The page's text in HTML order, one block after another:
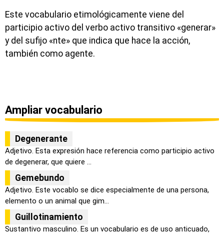
Este vocabulario etimológicamente viene del
participio activo del verbo activo transitivo «generar»
y del sufijo «nte» que indica que hace la acción,
también como agente.
Ampliar vocabulario
Degenerante
Adjetivo. Esta expresión hace referencia como participio activo
de degenerar, que quiere ...
Gemebundo
Adjetivo. Este vocablo se dice especialmente de una persona,
elemento o un animal que gim...
Guillotinamiento
Sustantivo masculino. Es un vocabulario es de uso anticuado,